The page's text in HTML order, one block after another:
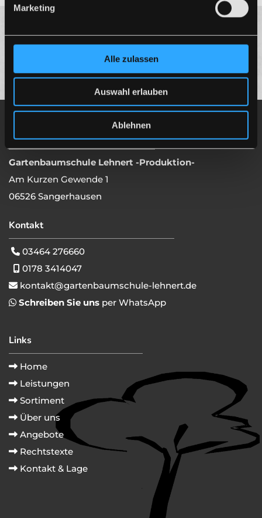
Marketing
Alle zulassen
Auswahl erlauben
Ablehnen
Unternehmen
Gartenbaumschule Lehnert -Produktion-
Am Kurzen Gewende 1
06526 Sangerhausen
Kontakt
 03464 276660
 0178 3414047
 kontakt@gartenbaumschule-lehnert.de
 Schreiben Sie uns per WhatsApp
Links
 Home
 Leistungen
 Sortiment
 Über uns
 Angebote
 Rechtstexte
 Kontakt & Lage